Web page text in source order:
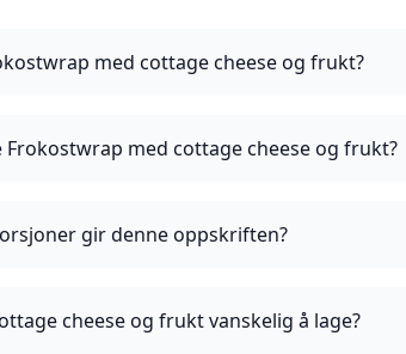
med cottage cheese og frukt?
med cottage cheese og frukt?
gir denne oppskriften?
cheese og frukt vanskelig å lage?